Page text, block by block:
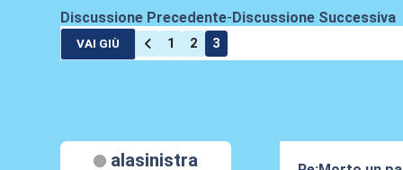
Discussione Precedente- Discussione Successiva
VAI GIÙ 1 2 3
alasinistra